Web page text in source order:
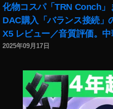
化物コスパ「TRN Conch
DAC購入「バランス接続
X5 レビュー／音質評価。
2025年09月17日